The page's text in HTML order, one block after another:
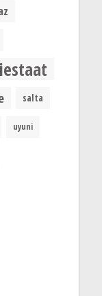
salta
uyuni